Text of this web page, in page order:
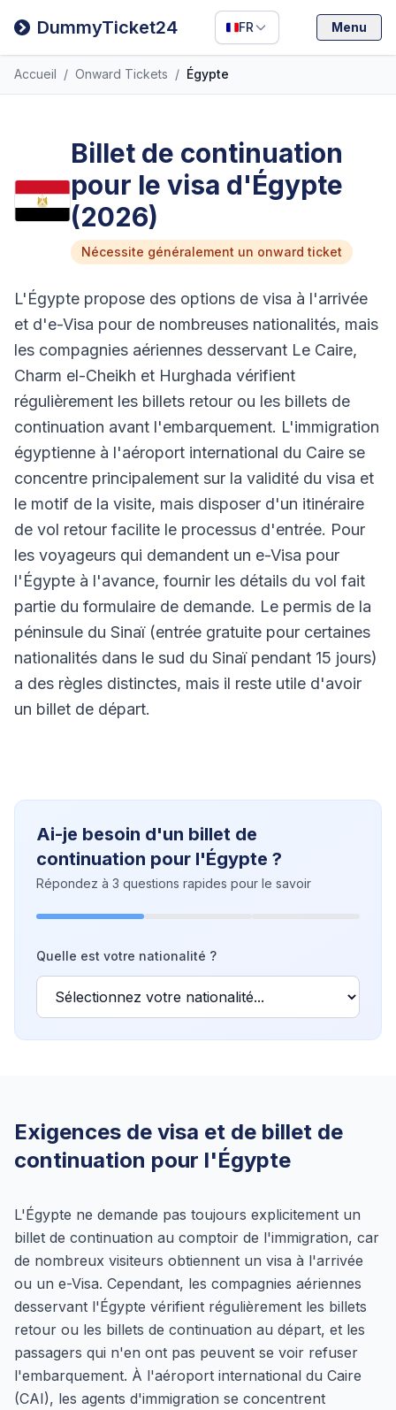
DummyTicket24 FR
Filipino
Deutsch
Menu
Accueil / Onward Tickets / Égypte
Billet de continuation
pour le visa d'Égypte
(2026)
Nécessite généralement un onward ticket
L'Égypte propose des options de visa à l'arrivée
et d'e-Visa pour de nombreuses nationalités, mais
les compagnies aériennes desservant Le Caire,
Charm el-Cheikh et Hurghada vérifient
régulièrement les billets retour ou les billets de
continuation avant l'embarquement. L'immigration
égyptienne à l'aéroport international du Caire se
concentre principalement sur la validité du visa et
le motif de la visite, mais disposer d'un itinéraire
de vol retour facilite le processus d'entrée. Pour
les voyageurs qui demandent un e-Visa pour
l'Égypte à l'avance, fournir les détails du vol fait
partie du formulaire de demande. Le permis de la
péninsule du Sinaï (entrée gratuite pour certaines
nationalités dans le sud du Sinaï pendant 15 jours)
a des règles distinctes, mais il reste utile d'avoir
un billet de départ.
Ai-je besoin d'un billet de
continuation pour l'Égypte ?
Répondez à 3 questions rapides pour le savoir
Quelle est votre nationalité ?
Exigences de visa et de billet de
continuation pour l'Égypte
L'Égypte ne demande pas toujours explicitement un
billet de continuation au comptoir de l'immigration, car
de nombreux visiteurs obtiennent un visa à l'arrivée
ou un e-Visa. Cependant, les compagnies aériennes
desservant l'Égypte vérifient régulièrement les billets
retour ou les billets de continuation au départ, et les
passagers qui n'en ont pas peuvent se voir refuser
l'embarquement. À l'aéroport international du Caire
(CAI), les agents d'immigration se concentrent